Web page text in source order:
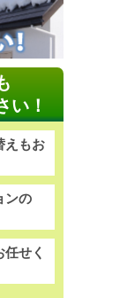
い！
えもお
ンの
せく